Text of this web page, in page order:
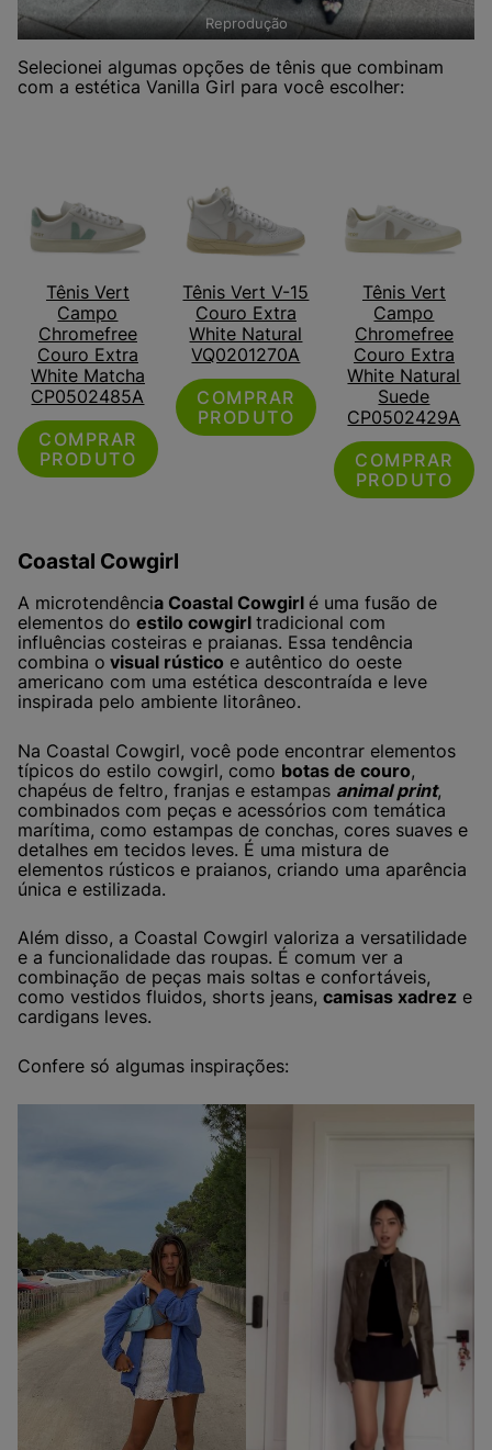
Reprodução
Selecionei algumas opções de tênis que combinam
com a estética Vanilla Girl para você escolher:
Tênis Vert
Campo
Chromefree
Couro Extra
White Matcha
CP0502485A
COMPRAR
PRODUTO
Tênis Vert V-15
Couro Extra
White Natural
VQ0201270A
COMPRAR
PRODUTO
Tênis Vert
Campo
Chromefree
Couro Extra
White Natural
Suede
CP0502429A
COMPRAR
PRODUTO
Coastal Cowgirl
A microtendência Coastal Cowgirl é uma fusão de
elementos do estilo cowgirl tradicional com
influências costeiras e praianas. Essa tendência
combina o visual rústico e autêntico do oeste
americano com uma estética descontraída e leve
inspirada pelo ambiente litorâneo.
Na Coastal Cowgirl, você pode encontrar elementos
típicos do estilo cowgirl, como botas de couro,
chapéus de feltro, franjas e estampas animal print,
combinados com peças e acessórios com temática
marítima, como estampas de conchas, cores suaves e
detalhes em tecidos leves. É uma mistura de
elementos rústicos e praianos, criando uma aparência
única e estilizada.
Além disso, a Coastal Cowgirl valoriza a versatilidade
e a funcionalidade das roupas. É comum ver a
combinação de peças mais soltas e confortáveis,
como vestidos fluidos, shorts jeans, camisas xadrez e
cardigans leves.
Confere só algumas inspirações: